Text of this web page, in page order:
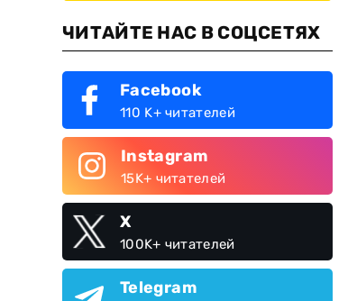
ЧИТАЙТЕ НАС В СОЦСЕТЯХ
Facebook
110 K+ читателей
Instagram
15K+ читателей
X
100K+ читателей
Telegram